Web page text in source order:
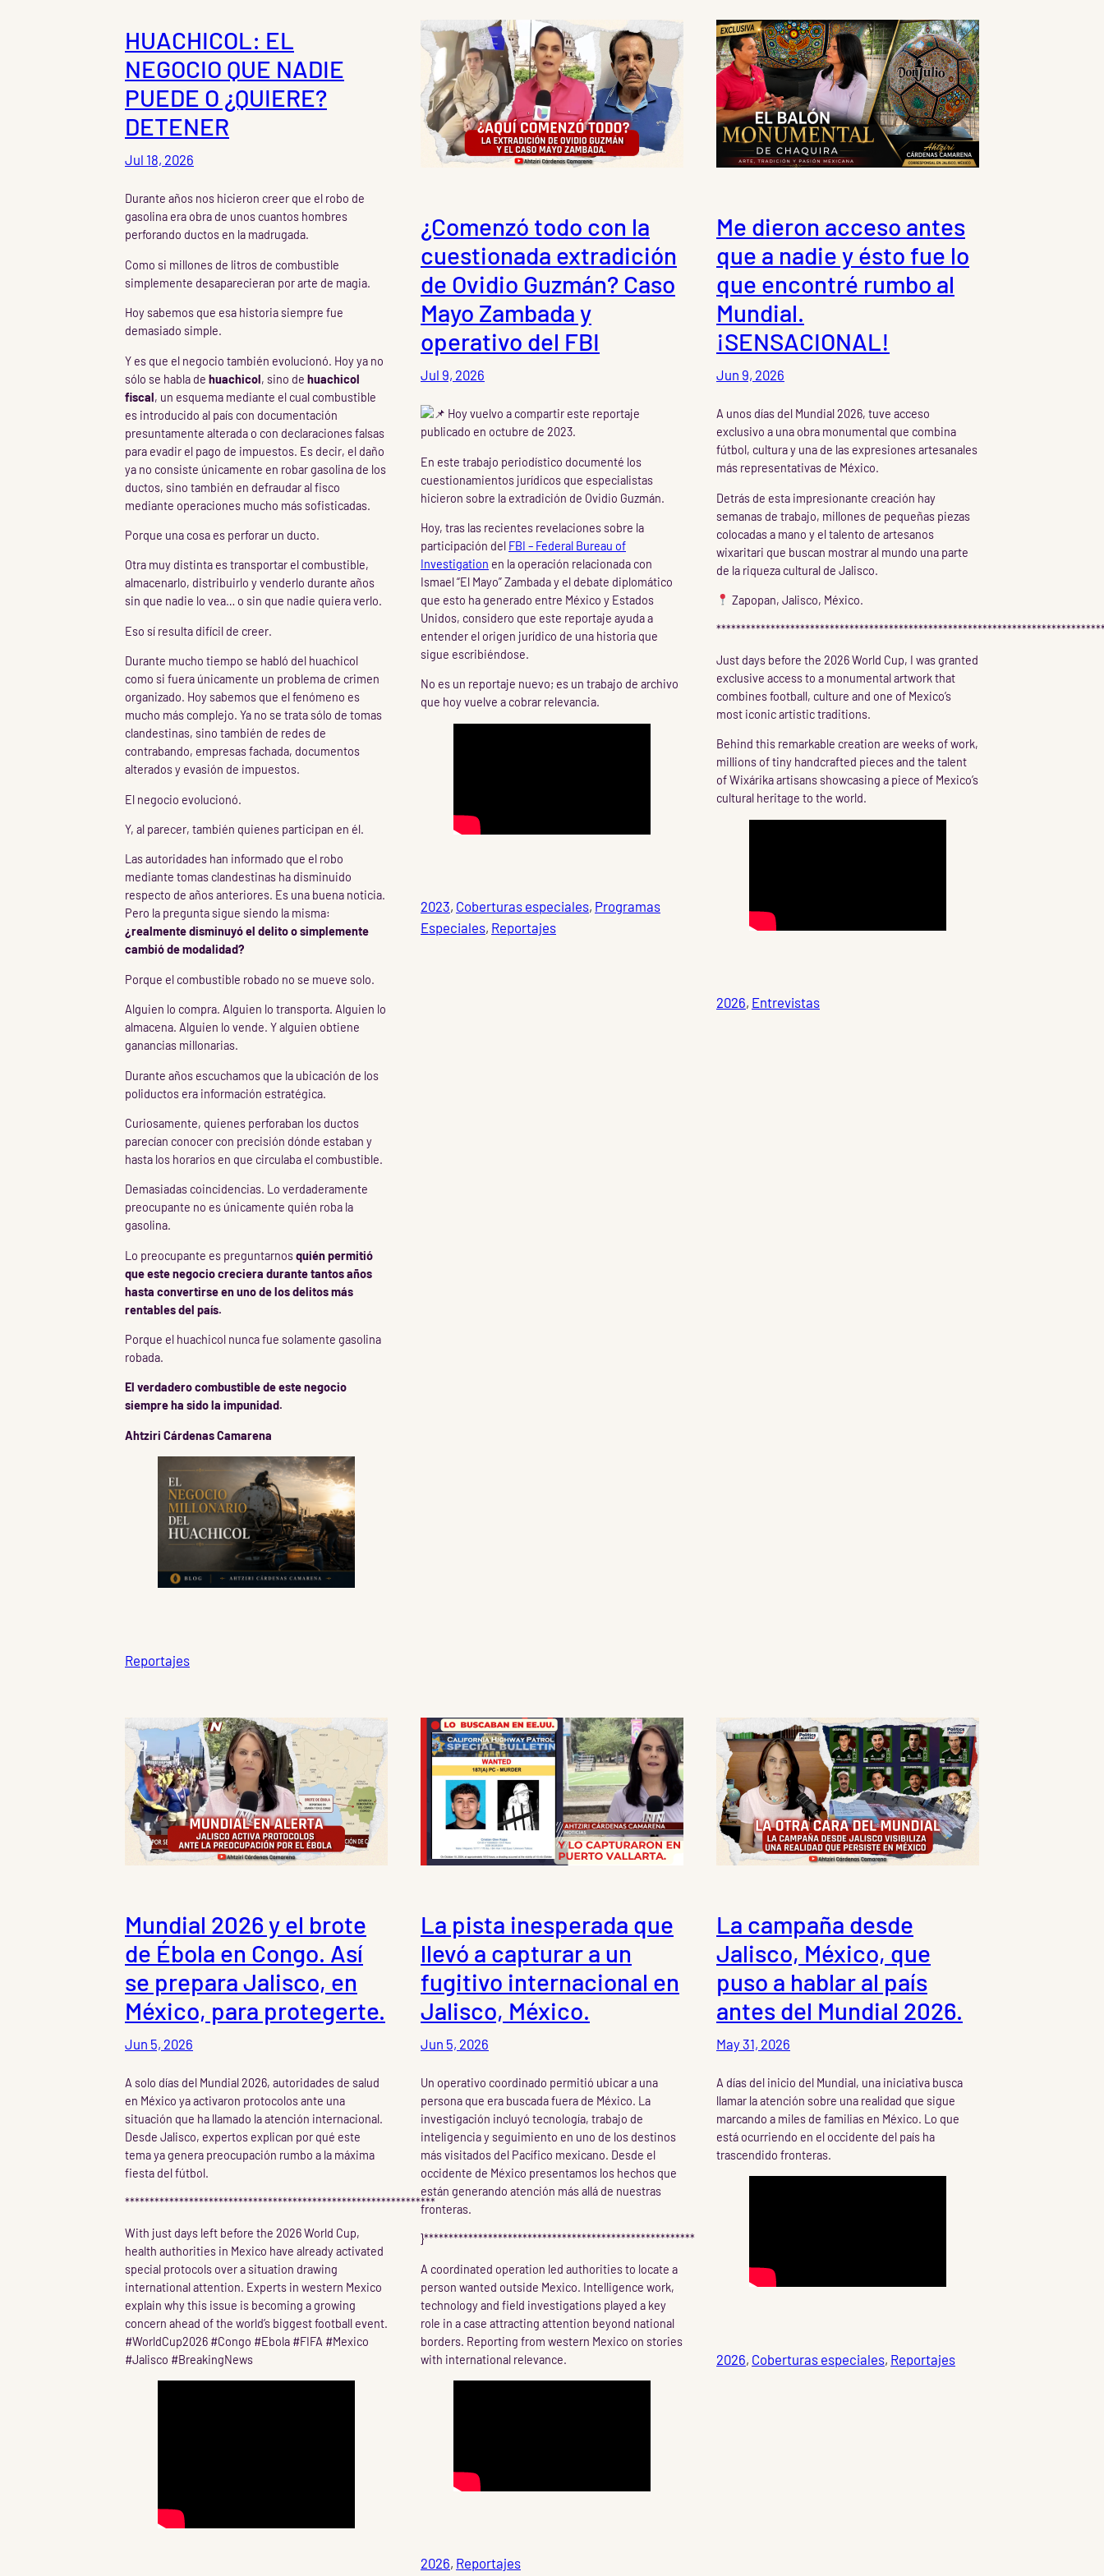
HUACHICOL: EL
NEGOCIO QUE NADIE
PUEDE O ¿QUIERE?
DETENER
Jul 18, 2026
Durante años nos hicieron creer que el robo de
gasolina era obra de unos cuantos hombres
perforando ductos en la madrugada.
Como si millones de litros de combustible
simplemente desaparecieran por arte de magia.
Hoy sabemos que esa historia siempre fue
demasiado simple.
Y es que el negocio también evolucionó. Hoy ya no
sólo se habla de huachicol, sino de huachicol
fiscal, un esquema mediante el cual combustible
es introducido al país con documentación
presuntamente alterada o con declaraciones falsas
para evadir el pago de impuestos. Es decir, el daño
ya no consiste únicamente en robar gasolina de los
ductos, sino también en defraudar al fisco
mediante operaciones mucho más sofisticadas.
Porque una cosa es perforar un ducto.
Otra muy distinta es transportar el combustible,
almacenarlo, distribuirlo y venderlo durante años
sin que nadie lo vea… o sin que nadie quiera verlo.
Eso sí resulta difícil de creer.
Durante mucho tiempo se habló del huachicol
como si fuera únicamente un problema de crimen
organizado. Hoy sabemos que el fenómeno es
mucho más complejo. Ya no se trata sólo de tomas
clandestinas, sino también de redes de
contrabando, empresas fachada, documentos
alterados y evasión de impuestos.
El negocio evolucionó.
Y, al parecer, también quienes participan en él.
Las autoridades han informado que el robo
mediante tomas clandestinas ha disminuido
respecto de años anteriores. Es una buena noticia.
Pero la pregunta sigue siendo la misma:
¿realmente disminuyó el delito o simplemente
cambió de modalidad?
Porque el combustible robado no se mueve solo.
Alguien lo compra. Alguien lo transporta. Alguien lo
almacena. Alguien lo vende. Y alguien obtiene
ganancias millonarias.
Durante años escuchamos que la ubicación de los
poliductos era información estratégica.
Curiosamente, quienes perforaban los ductos
parecían conocer con precisión dónde estaban y
hasta los horarios en que circulaba el combustible.
Demasiadas coincidencias. Lo verdaderamente
preocupante no es únicamente quién roba la
gasolina.
Lo preocupante es preguntarnosquién permitió
que este negocio creciera durante tantos años
hasta convertirse en uno de los delitos más
rentables del país.
Porque el huachicol nunca fue solamente gasolina
robada.
El verdadero combustible de este negocio
siempre ha sido la impunidad.
Ahtziri Cárdenas Camarena
Reportajes
¿Comenzó todo con la
cuestionada extradición
de Ovidio Guzmán? Caso
Mayo Zambada y
operativo del FBI
Jul 9, 2026
Hoy vuelvo a compartir este reportaje
publicado en octubre de 2023.
En este trabajo periodístico documenté los
cuestionamientos jurídicos que especialistas
hicieron sobre la extradición de Ovidio Guzmán.
Hoy, tras las recientes revelaciones sobre la
participación del FBI – Federal Bureau of
Investigation en la operación relacionada con
Ismael “El Mayo” Zambada y el debate diplomático
que esto ha generado entre México y Estados
Unidos, considero que este reportaje ayuda a
entender el origen jurídico de una historia que
sigue escribiéndose.
No es un reportaje nuevo; es un trabajo de archivo
que hoy vuelve a cobrar relevancia.
2023, Coberturas especiales, Programas
Especiales, Reportajes
Me dieron acceso antes
que a nadie y ésto fue lo
que encontré rumbo al
Mundial.
¡SENSACIONAL!
Jun 9, 2026
A unos días del Mundial 2026, tuve acceso
exclusivo a una obra monumental que combina
fútbol, cultura y una de las expresiones artesanales
más representativas de México.
Detrás de esta impresionante creación hay
semanas de trabajo, millones de pequeñas piezas
colocadas a mano y el talento de artesanos
wixaritari que buscan mostrar al mundo una parte
de la riqueza cultural de Jalisco.
Zapopan, Jalisco, México.
Just days before the 2026 World Cup, I was granted
exclusive access to a monumental artwork that
combines football, culture and one of Mexico’s
most iconic artistic traditions.
Behind this remarkable creation are weeks of work,
millions of tiny handcrafted pieces and the talent
of Wixárika artisans showcasing a piece of Mexico’s
cultural heritage to the world.
2026, Entrevistas
Mundial 2026 y el brote
de Ébola en Congo. Así
se prepara Jalisco, en
México, para protegerte.
Jun 5, 2026
A solo días del Mundial 2026, autoridades de salud
en México ya activaron protocolos ante una
situación que ha llamado la atención internacional.
Desde Jalisco, expertos explican por qué este
tema ya genera preocupación rumbo a la máxima
fiesta del fútbol.
***************************************************************
With just days left before the 2026 World Cup,
health authorities in Mexico have already activated
special protocols over a situation drawing
international attention. Experts in western Mexico
explain why this issue is becoming a growing
concern ahead of the world’s biggest football event.
#WorldCup2026 #Congo #Ebola #FIFA #Mexico
#Jalisco #BreakingNews
La pista inesperada que
llevó a capturar a un
fugitivo internacional en
Jalisco, México.
Jun 5, 2026
Un operativo coordinado permitió ubicar a una
persona que era buscada fuera de México. La
investigación incluyó tecnología, trabajo de
inteligencia y seguimiento en uno de los destinos
más visitados del Pacífico mexicano. Desde el
occidente de México presentamos los hechos que
están generando atención más allá de nuestras
fronteras.
}*******************************************************
A coordinated operation led authorities to locate a
person wanted outside Mexico. Intelligence work,
technology and field investigations played a key
role in a case attracting attention beyond national
borders. Reporting from western Mexico on stories
with international relevance.
2026, Reportajes
La campaña desde
Jalisco, México, que
puso a hablar al país
antes del Mundial 2026.
May 31, 2026
A días del inicio del Mundial, una iniciativa busca
llamar la atención sobre una realidad que sigue
marcando a miles de familias en México. Lo que
está ocurriendo en el occidente del país ha
trascendido fronteras.
2026, Coberturas especiales, Reportajes